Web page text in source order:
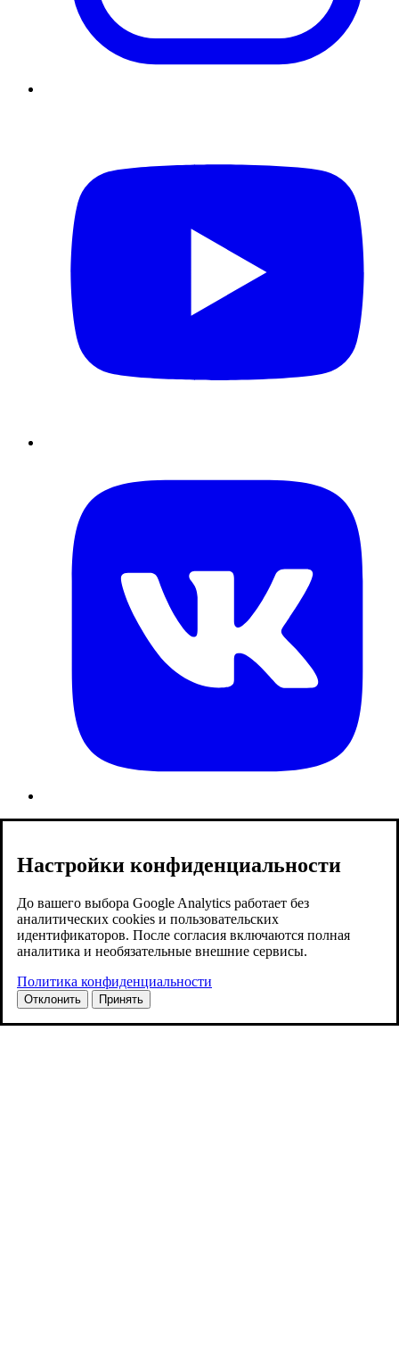
Настройки конфиденциальности
До вашего выбора Google Analytics работает без
аналитических cookies и пользовательских
идентификаторов. После согласия включаются полная
аналитика и необязательные внешние сервисы.
Политика конфиденциальности
Отклонить Принять